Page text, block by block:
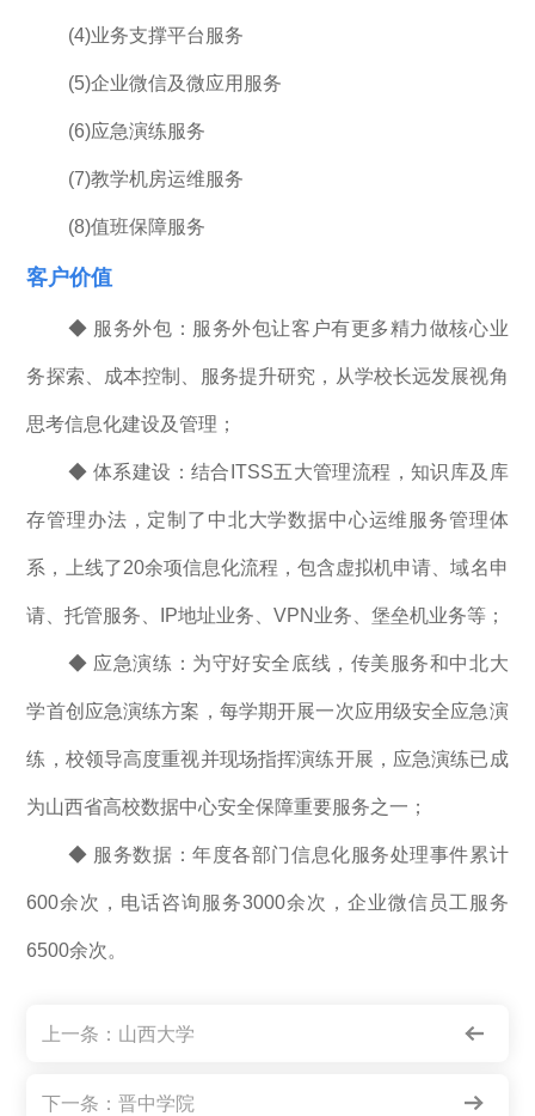
(4)业务支撑平台服务
(5)企业微信及微应用服务
(6)应急演练服务
(7)教学机房运维服务
(8)值班保障服务
客户价值
◆ 服务外包：服务外包让客户有更多精力做核心业
务探索、成本控制、服务提升研究，从学校长远发展视角
思考信息化建设及管理；
◆ 体系建设：结合ITSS五大管理流程，知识库及库
存管理办法，定制了中北大学数据中心运维服务管理体
系，上线了20余项信息化流程，包含虚拟机申请、域名申
请、托管服务、IP地址业务、VPN业务、堡垒机业务等；
◆ 应急演练：为守好安全底线，传美服务和中北大
学首创应急演练方案，每学期开展一次应用级安全应急演
练，校领导高度重视并现场指挥演练开展，应急演练已成
为山西省高校数据中心安全保障重要服务之一；
◆ 服务数据：年度各部门信息化服务处理事件累计
600余次，电话咨询服务3000余次，企业微信员工服务
6500余次。
上一条： 山西大学
下一条： 晋中学院